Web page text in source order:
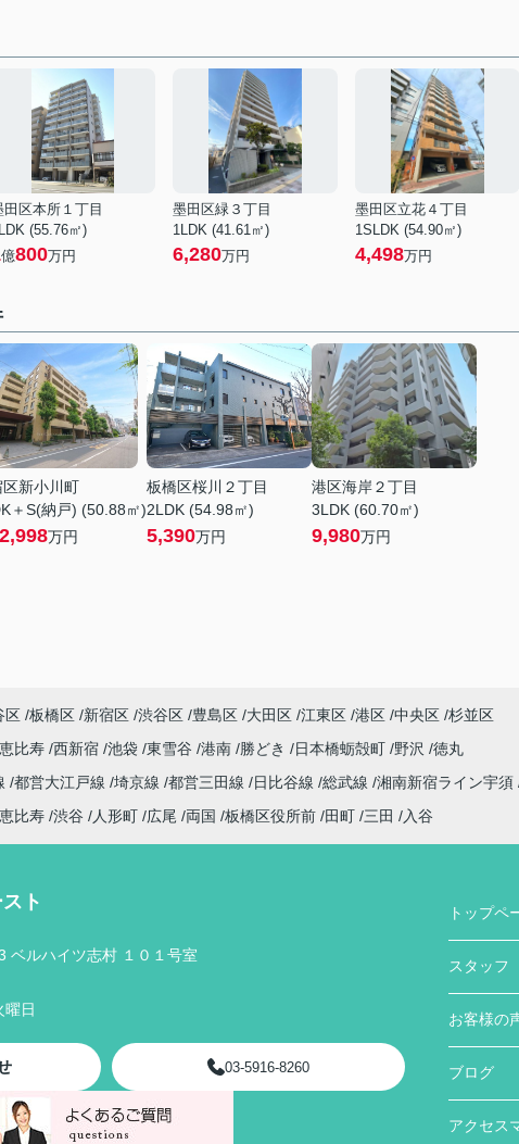
田区本所１丁目
(55.76㎡)
億800万円
墨田区緑３丁目
1LDK (41.61㎡)
6,280万円
墨田区立花４丁目
1SLDK (54.90㎡)
4,498万円
区新小川町
＋S(納戸) (50.88㎡)
2,998万円
板橋区桜川２丁目
2LDK (54.98㎡)
5,390万円
港区海岸２丁目
3LDK (60.70㎡)
9,980万円
区 板橋区 新宿区 渋谷区 豊島区 大田区 江東区 港区 中央区 杉並区
恵比寿 西新宿 池袋 東雪谷 港南 勝どき 日本橋蛎殻町 野沢
徳丸
都営大江戸線 埼京線 都営三田線 日比谷線 総武線 湘南新宿ライン宇須
恵比寿 渋谷 人形町 広尾 両国 板橋区役所前 田町 三田 入谷
ト
ベルハイツ志村 １０１号室
日
03-5916-8260
トップペ
スタッフ
お客様の
ブログ
アクセス